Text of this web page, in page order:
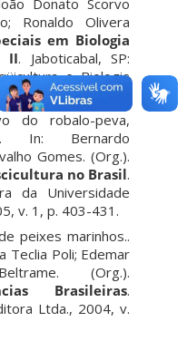
Ronaldo Olivera
em Biologia
II. Jaboticabal, SP:
e Biologia
do robalo-peva,
In: Bernardo
Gomes. (Org.).
no Brasil.
da Universidade
v. 1, p. 403-431.
peixes marinhos..
Teclia Poli; Edemar
(Org.).
Brasileiras.
Ltda., 2004, v.